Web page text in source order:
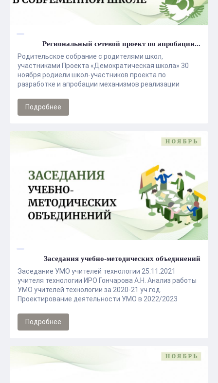
Региональный сетевой проект по апробации...
Родительское собрание с родителями школ,
участниками Проекта «Демократическая школа» 30
ноября родиели школ-участников проекта по
разработке и апробации механизмов реализации
Подробнее
Заседания учебно-методических объединений
Заседание УМО учителей технологии 25.11.2021
учителя технологии ИРО Гончарова А.Н. Анализ работы
УМО учителей технологии за 2020-21 уч.год.
Проектирование деятельности УМО в 2022/2023
Подробнее